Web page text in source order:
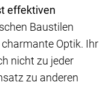
effektiven
Baustilen
Optik. Ihr
nicht zu jeder
zu anderen